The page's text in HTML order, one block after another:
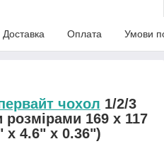
Доставка Оплата Умови
чохол 1/2/3
розмірами 169 x 117
x 4.6" x 0.36")